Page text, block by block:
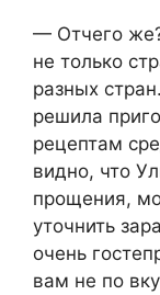
— Отчего
не только
разных
решила
рецептам
видно, что
прощения,
уточнить
очень
вам не по